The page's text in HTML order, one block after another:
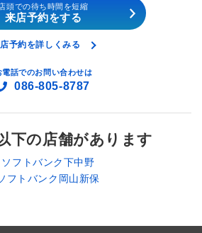
頭での待ち時間を短縮
来店予約をする
予約を詳しくみる
電話でのお問い合わせは
086-805-8787
下の店舗があります
ソフトバンク下中野
フトバンク岡山新保